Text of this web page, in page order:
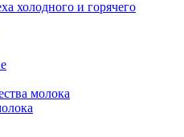
холодного и горячего
молока